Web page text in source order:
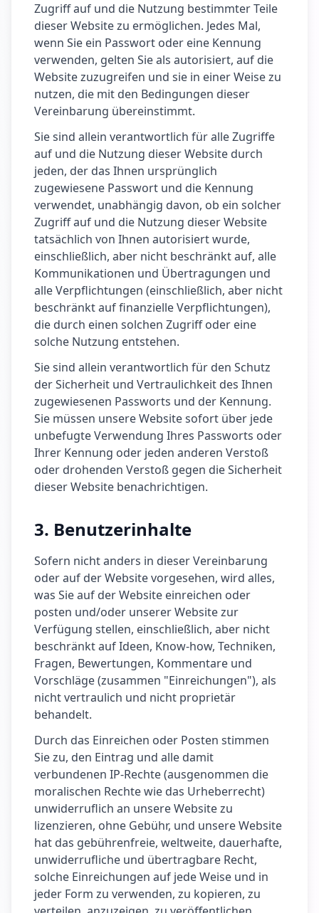
Zugriff auf und die Nutzung bestimmter Teile
dieser Website zu ermöglichen. Jedes Mal,
wenn Sie ein Passwort oder eine Kennung
verwenden, gelten Sie als autorisiert, auf die
Website zuzugreifen und sie in einer Weise zu
nutzen, die mit den Bedingungen dieser
Vereinbarung übereinstimmt.
Sie sind allein verantwortlich für alle Zugriffe
auf und die Nutzung dieser Website durch
jeden, der das Ihnen ursprünglich
zugewiesene Passwort und die Kennung
verwendet, unabhängig davon, ob ein solcher
Zugriff auf und die Nutzung dieser Website
tatsächlich von Ihnen autorisiert wurde,
einschließlich, aber nicht beschränkt auf, alle
Kommunikationen und Übertragungen und
alle Verpflichtungen (einschließlich, aber nicht
beschränkt auf finanzielle Verpflichtungen),
die durch einen solchen Zugriff oder eine
solche Nutzung entstehen.
Sie sind allein verantwortlich für den Schutz
der Sicherheit und Vertraulichkeit des Ihnen
zugewiesenen Passworts und der Kennung.
Sie müssen unsere Website sofort über jede
unbefugte Verwendung Ihres Passworts oder
Ihrer Kennung oder jeden anderen Verstoß
oder drohenden Verstoß gegen die Sicherheit
dieser Website benachrichtigen.
3. Benutzerinhalte
Sofern nicht anders in dieser Vereinbarung
oder auf der Website vorgesehen, wird alles,
was Sie auf der Website einreichen oder
posten und/oder unserer Website zur
Verfügung stellen, einschließlich, aber nicht
beschränkt auf Ideen, Know-how, Techniken,
Fragen, Bewertungen, Kommentare und
Vorschläge (zusammen "Einreichungen"), als
nicht vertraulich und nicht proprietär
behandelt.
Durch das Einreichen oder Posten stimmen
Sie zu, den Eintrag und alle damit
verbundenen IP-Rechte (ausgenommen die
moralischen Rechte wie das Urheberrecht)
unwiderruflich an unsere Website zu
lizenzieren, ohne Gebühr, und unsere Website
hat das gebührenfreie, weltweite, dauerhafte,
unwiderrufliche und übertragbare Recht,
solche Einreichungen auf jede Weise und in
jeder Form zu verwenden, zu kopieren, zu